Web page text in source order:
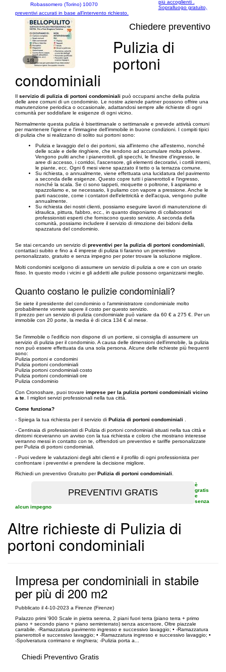
Robassomero (Torino) 10070
più accoglienti .
Sopralluogo gratuito,
preventivi accurati in base all’intervento richiesto.
1/8
Chiedere preventivo
Pulizia di
portoni
condominiali
Il servizio di pulizia di portoni condominiali può occuparsi anche della pulizia
delle aree comuni di un condominio. Le nostre aziende partner possono offrire una
manutenzione periodica o occasionale, adattandosi sempre alle richieste di ogni
comunità per soddisfare le esigenze di ogni vicino.
Normalmente questa pulizia è bisettimanale o settimanale e prevede attività comuni
per mantenere l'igiene e l'immagine dell'immobile in buone condizioni. I compiti tipici
di pulizia che si realizzano di solito sui portoni sono:
Pulizia e lavaggio del o dei portoni, sia all'interno che all'esterno, nonché
delle scale e delle ringhiere, che tendono ad accumulare molta polvere.
Vengono puliti anche i pianerottoli, gli specchi, le finestre d'ingresso, le
aree di accesso, i corridoi, l'ascensore, gli elementi decorativi, i cortili interni,
le piante, ecc. Ogni 6 mesi viene spazzato il tetto o la terrazza comune.
Su richiesta, o annualmente, viene effettuata una lucidatura del pavimento
a seconda delle esigenze. Questo copre tutti i pianerottoli e l'ingresso,
nonché la scala. Se ci sono tappeti, moquette o poltrone, li aspiriamo e
spazzoliamo e, se necessario, li puliamo con vapore a pressione. Anche le
parti nascoste, come i contatori dell'elettricità e dell'acqua, vengono pulite
annualmente.
Su richiesta dei nostri clienti, possiamo eseguire lavori di manutenzione di
idraulica, pittura, fabbro, ecc., in quanto disponiamo di collaboratori
professionisti esperti che forniscono questo servizio. A seconda della
comunità, possiamo includere il servizio di rimozione dei bidoni della
spazzatura del condominio.
Se stai cercando un servizio di preventivi per la pulizia di portoni condominiali
contattaci subito e fino a 4 imprese di pulizia ti faranno un preventivo
personalizzato, gratuito e senza impegno per poter trovare la soluzione migliore.
Molti condomini scelgono di assumere un servizio di pulizia a ore e con un orario
fisso. In questo modo i vicini e gli addetti alle pulizie possono organizzarsi meglio.
Quanto costano le pulizie condominiali?
Se siete il presidente del condominio o l'amministratore condominiale molto
probabilmente vorrete sapere il costo per questo servizio.
Il prezzo per un servizio di pulizia condominiale può variare da 60 € a 275 €. Per un
immobile con 20 porte, la media è di circa 134 € al mese.
Se l'immobile o l'edificio non dispone di un portiere, si consiglia di assumere un
servizio di pulizia per il condominio. A causa delle dimensioni dell'immobile, la pulizia
non può essere effettuata da una sola persona. Alcune delle richieste più frequenti
sono:
Pulizia portoni e condomini
Pulizia portoni condominiali
Pulizia portoni condominiali costo
Pulizia portoni condominiali ore
Pulizia condominio
Con Cronoshare, puoi trovare imprese per la pulizia portoni condominiali vicino
a te . I migliori servizi professionali nella tua città.
Come funziona?
- Spiega la tua richiesta per il servizio di Pulizia di portoni condominiali
- Centinaia di professionisti di Pulizia di portoni condominiali situati nella tua città e
dintorni riceveranno un avviso con la tua richiesta e coloro che mostrano interesse
verranno messi in contatto con te, offrendoti un preventivo e tariffe personalizzate
per Pulizia di portoni condominiali.
- Puoi vedere le valutazioni degli altri clienti e il profilo di ogni professionista per
confrontare i preventivi e prendere la decisione migliore.
Richiedi un preventivo Gratuito perPulizia di portoni condominiali
è
gratis
e
senza
alcun impegno
Altre richieste di Pulizia di
portoni condominiali
Impresa per condominiali in stabile
per più di 200 m2
Pubblicato il 4-10-2023 a Firenze (Firenze)
Palazzo primi '900 Scale in pietra serena, 2 piani fuori terra (piano terra + primo
piano + secondo piano + piano seminterrato) senza ascensore, Oltre piazzale
carrabile. -Ramazzatura pavimento ingresso e successivo lavaggio; • -Ramazzatura
pianerottoli e successivo lavaggio; • -Ramazzatura ingresso e successivo lavaggio; •
-Spolveratura corrimano e ringhiera; -Pulizia porta a...
Chiedi Preventivo Gratis